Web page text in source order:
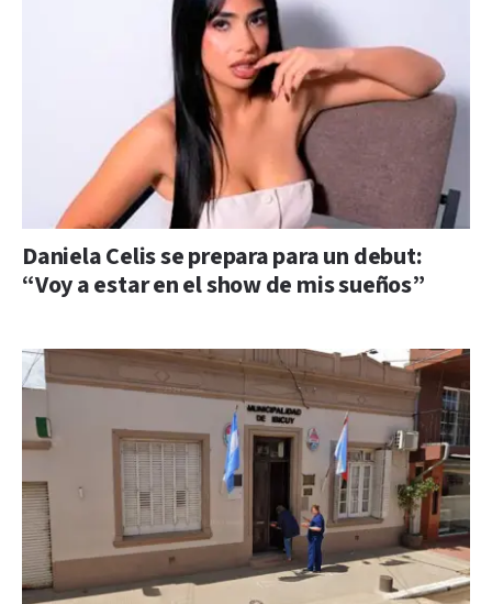
Daniela Celis se prepara para un debut:
“Voy a estar en el show de mis sueños”